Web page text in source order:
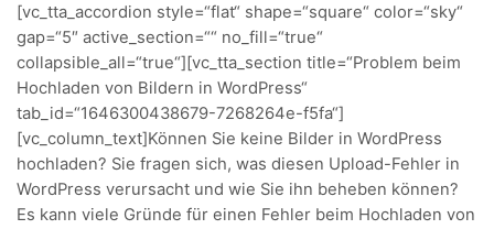
[vc_tta_accordion style=“flat“ shape=“square“ color=“sky“
gap=“5″ active_section=““ no_fill=“true“
collapsible_all=“true“][vc_tta_section title=“Problem beim
Hochladen von Bildern in WordPress“
tab_id=“1646300438679-7268264e-f5fa“]
[vc_column_text]Können Sie keine Bilder in WordPress
hochladen? Sie fragen sich, was diesen Upload-Fehler in
WordPress verursacht und wie Sie ihn beheben können?
Es kann viele Gründe für einen Fehler beim Hochladen von